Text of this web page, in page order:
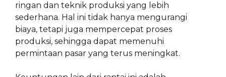
ringan dan teknik produksi yang lebih
sederhana. Hal ini tidak hanya mengurangi
biaya, tetapi juga mempercepat proses
produksi, sehingga dapat memenuhi
permintaan pasar yang terus meningkat.